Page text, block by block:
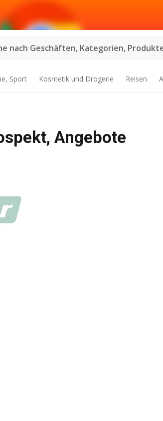
nach Geschäften, Kategorien,
Sport Kosmetik und Drogerie Reisen
Angebote